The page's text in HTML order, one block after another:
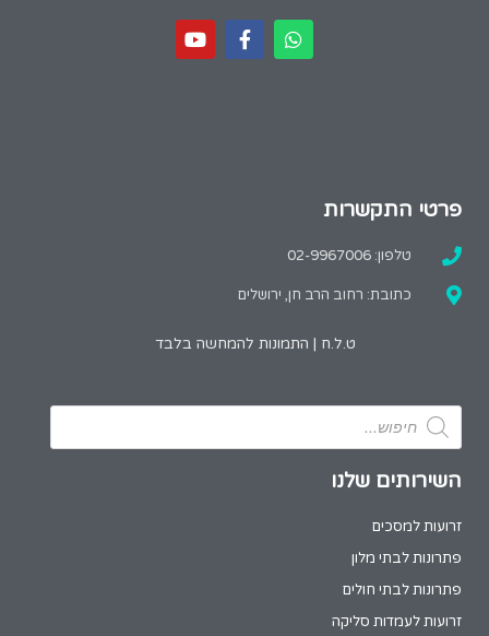
פרטי התקשרות
טלפון: 02-9967006
כתובת: רחוב הרב חן, ירושלים
ט.ל.ח | התמונות להמחשה בלבד
השירותים שלנו
זרועות למסכים
פתרונות לבתי מלון
פתרונות לבתי חולים
זרועות לעמדות סליקה